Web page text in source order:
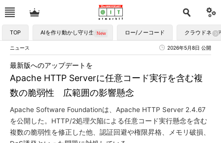
TOP AIを作り動かし守り生かす ロー/ノーコード クラウドネイ
ニュース 2026年5月8日 公開
Apache HTTP Serverに任意コード実行を含む複
数の脆弱性 広範囲の影響懸念
最新版へのアップデートを
Apache Software Foundationは、Apache HTTP Server 2.4.67
を公開した。HTTP/2処理欠陥による任意コード実行懸念を含む
複数の脆弱性を修正した他、認証回避や権限昇格、メモリ破損、